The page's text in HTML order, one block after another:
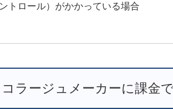
トロール）がかかっている場合
ラージュメーカーに課金